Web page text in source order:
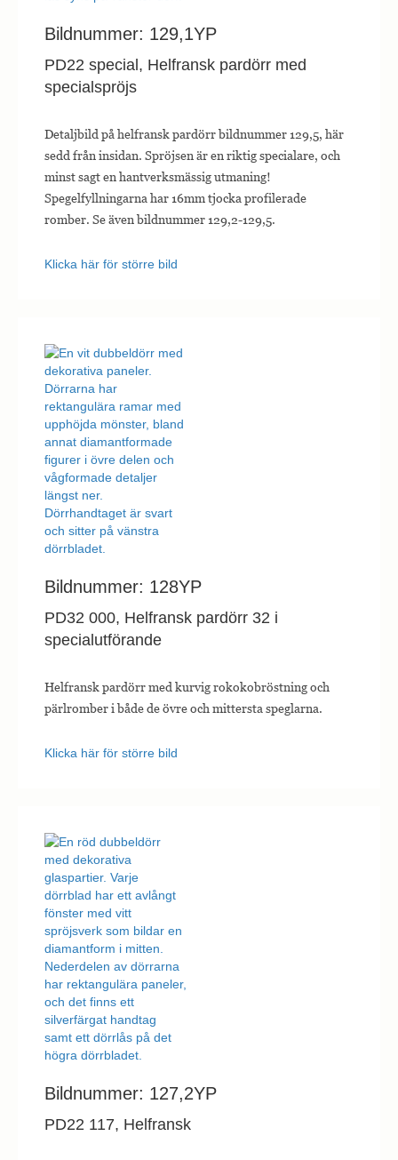
Bildnummer: 129,1YP
PD22 special, Helfransk pardörr med
specialspröjs
Detaljbild på helfransk pardörr bildnummer 129,5, här
sedd från insidan. Spröjsen är en riktig specialare, och
minst sagt en hantverksmässig utmaning!
Spegelfyllningarna har 16mm tjocka profilerade
romber. Se även bildnummer 129,2-129,5.
Klicka här för större bild
Bildnummer: 128YP
PD32 000, Helfransk pardörr 32 i
specialutförande
Helfransk pardörr med kurvig rokokobröstning och
pärlromber i både de övre och mittersta speglarna.
Klicka här för större bild
Bildnummer: 127,2YP
PD22 117, Helfransk